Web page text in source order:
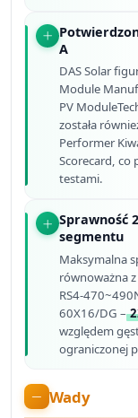
A
DAS Solar
Module
PV
została
Performer
Scorecard, co
testami.
Sprawność
segmentu
Maksymalna
równoważna z
RS4-
60X16/DG –
względem
ograniczonej
Wady